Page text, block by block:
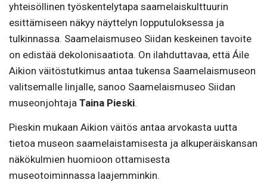
yhteisöllinen työskentelytapa saamelaiskulttuurin
esittämiseen näkyy näyttelyn lopputuloksessa ja
tulkinnassa. Saamelaismuseo Siidan keskeinen tavoite
on edistää dekolonisaatiota. On ilahduttavaa, että Áile
Aikion väitöstutkimus antaa tukensa Saamelaismuseon
valitsemalle linjalle, sanoo Saamelaismuseo Siidan
museonjohtaja Taina Pieski.
Pieskin mukaan Aikion väitös antaa arvokasta uutta
tietoa museon saamelaistamisesta ja alkuperäiskansan
näkökulmien huomioon ottamisesta
museotoiminnassa laajemminkin.